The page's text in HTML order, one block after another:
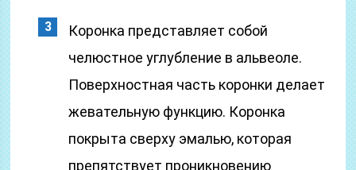
Коронка представляет собой
челюстное углубление в альвеоле.
Поверхностная часть коронки делает
жевательную функцию. Коронка
покрыта сверху эмалью, которая
препятствует проникновению